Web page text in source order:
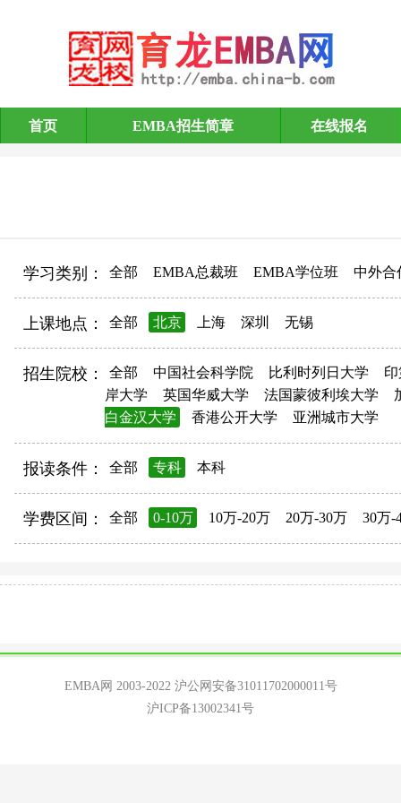
EMBA招生简章
首页 EMBA招生简章 在线报名
学习类别： 全部 EMBA总裁班 EMBA学位班 中外合
上课地点： 全部 北京 上海 深圳 无锡
招生院校： 全部 中国社会科学院 比利时列日大学
岸大学
英国华威大学 法国蒙彼利埃大学
白金汉大学
香港公开大学 亚洲城市大学
报读条件： 全部 专科 本科
学费区间： 全部 0-10万 10万-20万 20万-30万 30万-
EMBA网 2003-2022 沪公网安备31011702000011号
沪ICP备13002341号